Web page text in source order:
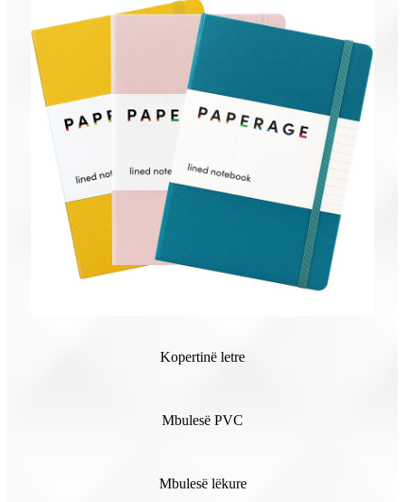
Kopertinë letre
Mbulesë PVC
Mbulesë lëkure